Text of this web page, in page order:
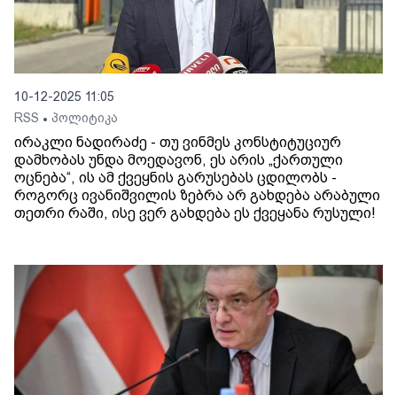
10-12-2025 11:05
RSS • პოლიტიკა
ირაკლი ნადირაძე - თუ ვინმეს კონსტიტუციურ
დამხობას უნდა მოედავონ, ეს არის „ქართული
ოცნება“, ის ამ ქვეყნის გარუსებას ცდილობს -
როგორც ივანიშვილის ზებრა არ გახდება არაბული
თეთრი რაში, ისე ვერ გახდება ეს ქვეყანა რუსული!